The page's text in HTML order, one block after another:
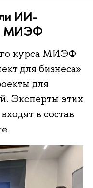
ИИ-
МИЭФ
курса МИЭФ
для бизнеса»
для
Эксперты этих
в состав